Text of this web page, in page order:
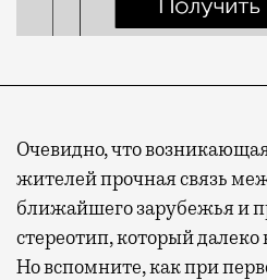
Очевидно, что
жителей прочная связь
ближайшего зарубежья и
стереотип, который далеко
Но вспомните, как при